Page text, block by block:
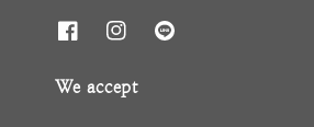
We accept